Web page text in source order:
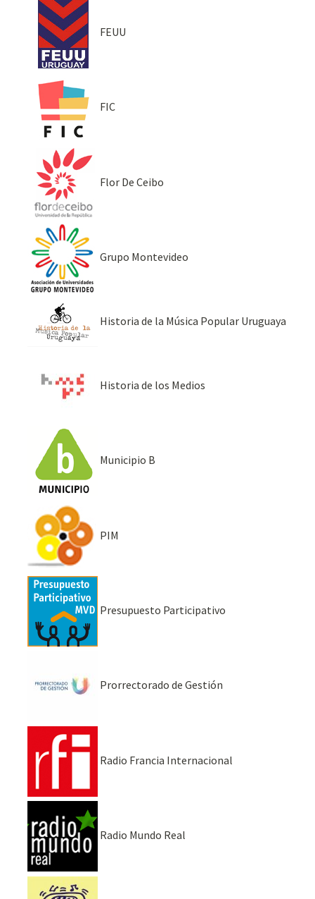
FEUU
FIC
Flor De Ceibo
Grupo Montevideo
Historia de la Música Popular Uruguaya
Historia de los Medios
Municipio B
PIM
Presupuesto Participativo
Prorrectorado de Gestión
Radio Francia Internacional
Radio Mundo Real